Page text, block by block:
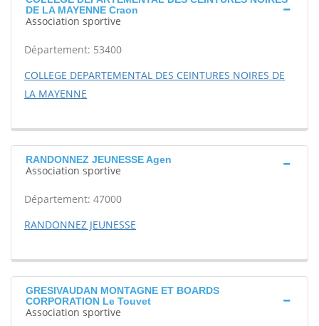
DE LA MAYENNE Craon
Association sportive
Département: 53400
COLLEGE DEPARTEMENTAL DES CEINTURES NOIRES DE
LA MAYENNE
RANDONNEZ JEUNESSE Agen
Association sportive
Département: 47000
RANDONNEZ JEUNESSE
GRESIVAUDAN MONTAGNE ET BOARDS
CORPORATION Le Touvet
Association sportive